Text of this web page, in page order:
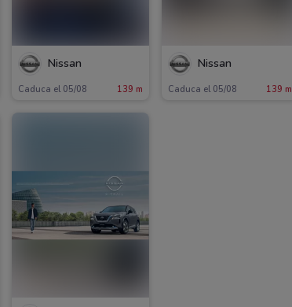
Nissan
Caduca el 05/08 139 m
Nissan
Caduca el 05/08 139 m